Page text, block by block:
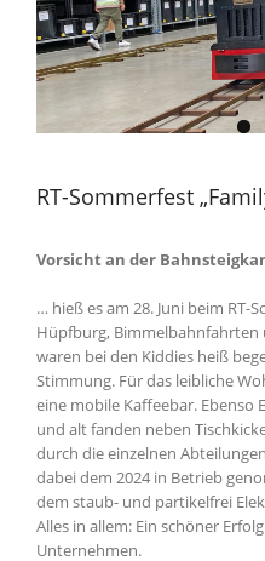
RT-Sommerfest
Vorsicht an der
… hieß es am 28. Juni beim RT-
Hüpfburg, Bimmelbahnfahrten
waren bei den Kiddies heiß
Stimmung. Für das leibliche
eine mobile Kaffeebar. Ebenso
und alt fanden neben
durch die einzelnen
dabei dem 2024 in Betrieb
dem staub- und partikelfrei
Alles in allem: Ein schöner
Unternehmen.